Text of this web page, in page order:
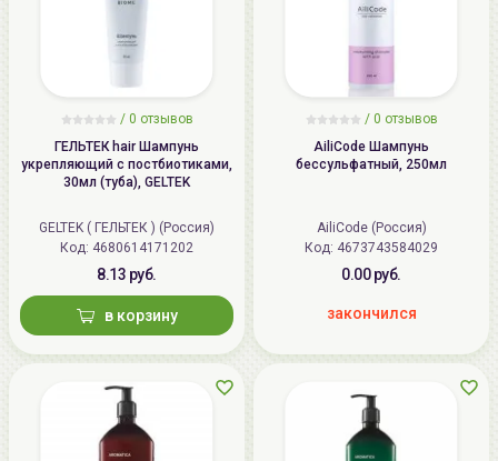
/ 0 отзывов
ГЕЛЬТЕК hair Шампунь
укрепляющий с постбиотиками,
30мл (туба), GELTEK
GELTEK ( ГЕЛЬТЕК ) (Россия)
Код: 4680614171202
8.13 руб.
в корзину
/ 0 отзывов
AiliCode Шампунь
бессульфатный, 250мл
AiliCode (Россия)
Код: 4673743584029
0.00 руб.
закончился